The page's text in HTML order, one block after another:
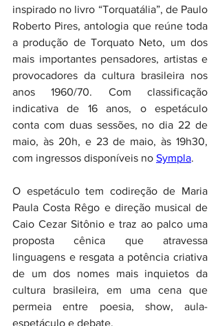
inspirado no livro “Torquatália”, de Paulo
Roberto Pires, antologia que reúne toda
a produção de Torquato Neto, um dos
mais importantes pensadores, artistas e
provocadores da cultura brasileira nos
anos 1960/70. Com classificação
indicativa de 16 anos, o espetáculo
conta com duas sessões, no dia 22 de
maio, às 20h, e 23 de maio, às 19h30,
com ingressos disponíveis no Sympla.
O espetáculo tem codireção de Maria
Paula Costa Rêgo e direção musical de
Caio Cezar Sitônio e traz ao palco uma
proposta cênica que atravessa
linguagens e resgata a potência criativa
de um dos nomes mais inquietos da
cultura brasileira, em uma cena que
permeia entre poesia, show, aula-
espetáculo e debate.